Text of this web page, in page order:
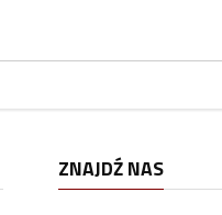
ZNAJDŹ NAS